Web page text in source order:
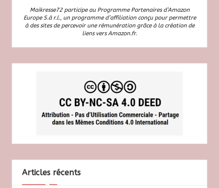
Maikresse72 participe au Programme Partenaires d’Amazon
Europe S.à r.l., un programme d’affiliation conçu pour permettre
à des sites de percevoir une rémunération grâce à la création de
liens vers Amazon.fr.
Articles récents